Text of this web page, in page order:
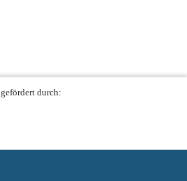
gefördert durch: